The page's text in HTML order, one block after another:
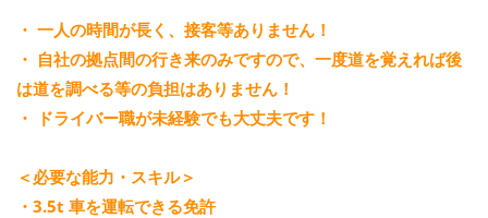
・ 一人の時間が長く、接客等ありません！
・ 自社の拠点間の行き来のみですので、一度道を覚えれば後
は道を調べる等の負担はありません！
・ ドライバー職が未経験でも大丈夫です！
＜必要な能力・スキル＞
・3.5t 車を運転できる免許